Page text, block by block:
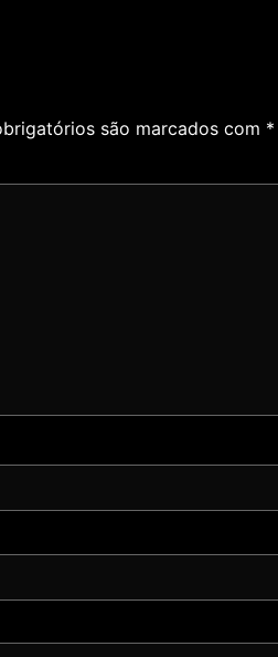
são marcados com *